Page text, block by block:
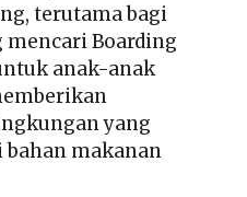
terutama bagi
mencari Boarding
anak-anak
yang
bahan makanan